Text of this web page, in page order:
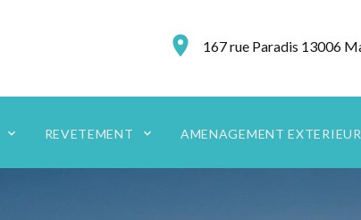
167 rue Paradis 13006
REVETEMENT AMENAGEMENT EXTERIEUR